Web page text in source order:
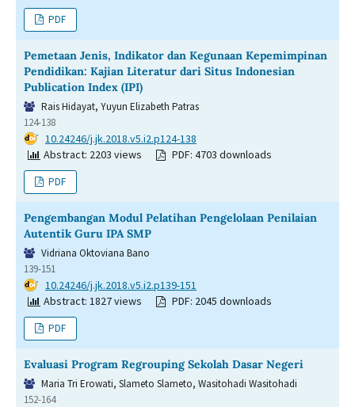
PDF
Pemetaan Jenis, Indikator dan Kegunaan Kepemimpinan
Pendidikan: Kajian Literatur dari Situs Indonesian
Publication Index (IPI)
Rais Hidayat, Yuyun Elizabeth Patras
124-138
DOI: 10.24246/j.jk.2018.v5.i2.p124-138
Abstract: 2203 views
PDF: 4703 downloads
PDF
Pengembangan Modul Pelatihan Pengelolaan Penilaian
Autentik Guru IPA SMP
Vidriana Oktoviana Bano
139-151
DOI: 10.24246/j.jk.2018.v5.i2.p139-151
Abstract: 1827 views
PDF: 2045 downloads
PDF
Evaluasi Program Regrouping Sekolah Dasar Negeri
Maria Tri Erowati, Slameto Slameto, Wasitohadi Wasitohadi
152-164